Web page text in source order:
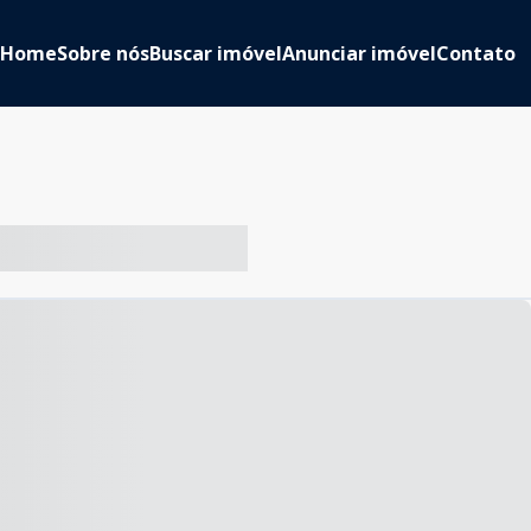
HomeSobre nósBuscar imóvelAnunciar imóvelContato